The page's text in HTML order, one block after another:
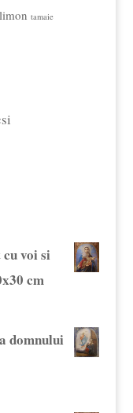
tamaie
voi si
cm
domnului